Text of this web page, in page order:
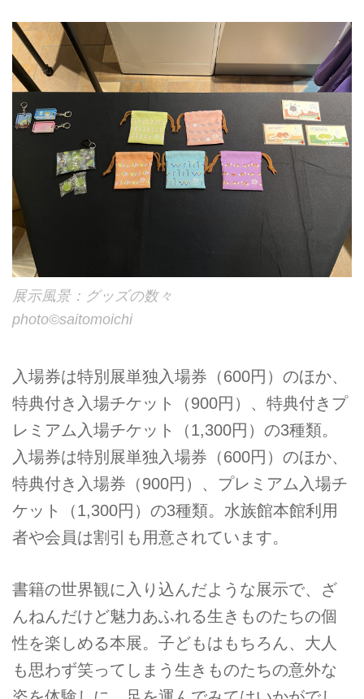
展示風景：グッズの数々
photo©︎saitomoichi
入場券は特別展単独入場券（600円）のほか、
特典付き入場チケット（900円）、特典付きプ
レミアム入場チケット（1,300円）の3種類。
入場券は特別展単独入場券（600円）のほか、
特典付き入場券（900円）、プレミアム入場チ
ケット（1,300円）の3種類。水族館本館利用
者や会員は割引も用意されています。
書籍の世界観に入り込んだような展示で、ざ
んねんだけど魅力あふれる生きものたちの個
性を楽しめる本展。子どもはもちろん、大人
も思わず笑ってしまう生きものたちの意外な